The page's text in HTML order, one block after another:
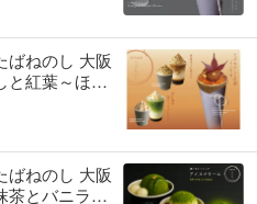
ばねのし 大阪
と紅葉～ほう
始！
ばねのし 大阪
茶とバニラの